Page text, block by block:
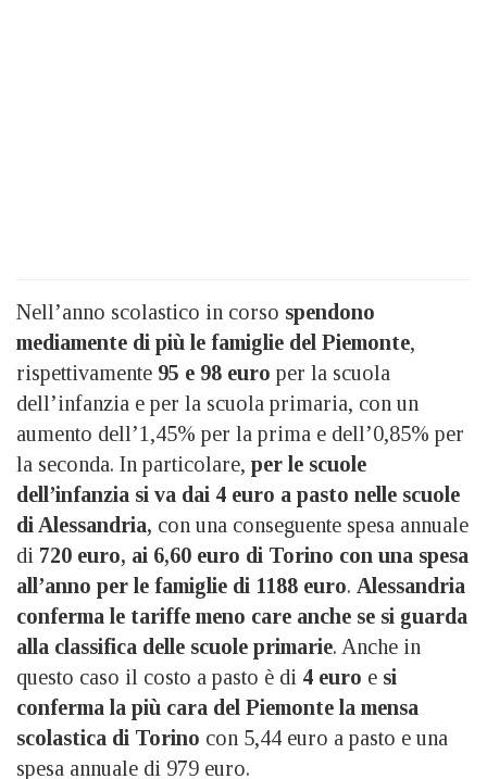
Nell’anno scolastico in corso spendono
mediamente di più le famiglie del Piemonte,
rispettivamente 95 e 98 euro per la scuola
dell’infanzia e per la scuola primaria, con un
aumento dell’1,45% per la prima e dell’0,85% per
la seconda. In particolare, per le scuole
dell’infanzia si va dai 4 euro a pasto nelle scuole
di Alessandria, con una conseguente spesa annuale
di 720 euro, ai 6,60 euro di Torino con una spesa
all’anno per le famiglie di 1188 euro. Alessandria
conferma le tariffe meno care anche se si guarda
alla classifica delle scuole primarie. Anche in
questo caso il costo a pasto è di 4 euro e si
conferma la più cara del Piemonte la mensa
scolastica di Torino con 5,44 euro a pasto e una
spesa annuale di 979 euro.